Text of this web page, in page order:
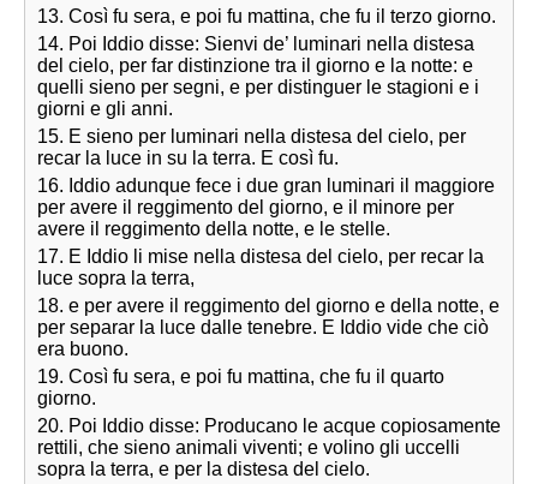
13. Così fu sera, e poi fu mattina, che fu il terzo giorno.
14. Poi Iddio disse: Sienvi de’ luminari nella distesa
del cielo, per far distinzione tra il giorno e la notte: e
quelli sieno per segni, e per distinguer le stagioni e i
giorni e gli anni.
15. E sieno per luminari nella distesa del cielo, per
recar la luce in su la terra. E così fu.
16. Iddio adunque fece i due gran luminari il maggiore
per avere il reggimento del giorno, e il minore per
avere il reggimento della notte, e le stelle.
17. E Iddio li mise nella distesa del cielo, per recar la
luce sopra la terra,
18. e per avere il reggimento del giorno e della notte, e
per separar la luce dalle tenebre. E Iddio vide che ciò
era buono.
19. Così fu sera, e poi fu mattina, che fu il quarto
giorno.
20. Poi Iddio disse: Producano le acque copiosamente
rettili, che sieno animali viventi; e volino gli uccelli
sopra la terra, e per la distesa del cielo.